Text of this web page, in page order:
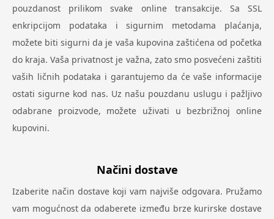
pouzdanost prilikom svake online transakcije. Sa SSL
enkripcijom podataka i sigurnim metodama plaćanja,
možete biti sigurni da je vaša kupovina zaštićena od početka
do kraja. Vaša privatnost je važna, zato smo posvećeni zaštiti
vaših ličnih podataka i garantujemo da će vaše informacije
ostati sigurne kod nas. Uz našu pouzdanu uslugu i pažljivo
odabrane proizvode, možete uživati u bezbrižnoj online
kupovini.
Načini dostave
Izaberite način dostave koji vam najviše odgovara. Pružamo
vam mogućnost da odaberete između brze kurirske dostave